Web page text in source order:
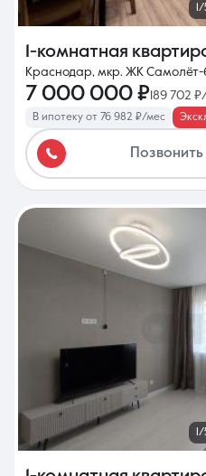
1-комнатная
Краснодар, мкр. ЖК Самолёт-
7 000 000 ₽189 702
В ипотеку от 76 982 ₽/мес
Позвонить